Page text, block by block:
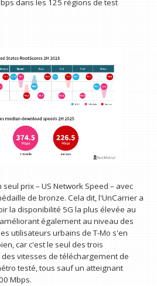
dans les 125 régions de test
prix – US Network Speed ​​– avec
de bronze. Cela dit, l'UnCarrier a
la disponibilité 5G la plus élevée au
également au niveau des
utilisateurs urbains de T-Mo s'en
car c'est le seul des trois
vitesses de téléchargement de
testé, tous sauf un atteignant
Mbps.